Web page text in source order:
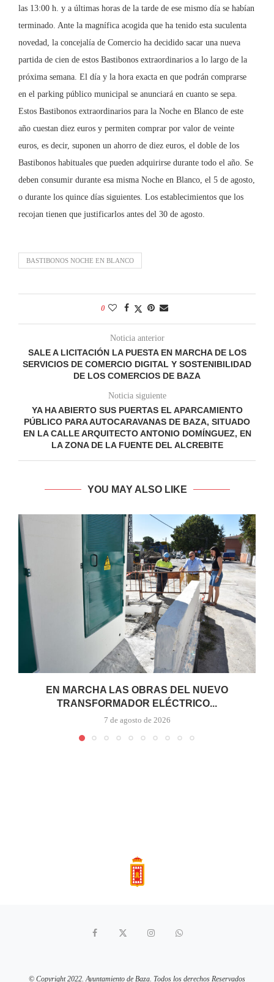
las 13:00 h. y a últimas horas de la tarde de ese mismo día se habían
terminado. Ante la magnífica acogida que ha tenido esta suculenta
novedad, la concejalía de Comercio ha decidido sacar una nueva
partida de cien de estos Bastibonos extraordinarios a lo largo de la
próxima semana. El día y la hora exacta en que podrán comprarse
en el parking público municipal se anunciará en cuanto se sepa.
Estos Bastibonos extraordinarios para la Noche en Blanco de este
año cuestan diez euros y permiten comprar por valor de veinte
euros, es decir, suponen un ahorro de diez euros, el doble de los
Bastibonos habituales que pueden adquirirse durante todo el año. Se
deben consumir durante esa misma Noche en Blanco, el 5 de agosto,
o durante los quince días siguientes. Los establecimientos que los
recojan tienen que justificarlos antes del 30 de agosto.
BASTIBONOS NOCHE EN BLANCO
0
Noticia anterior
SALE A LICITACIÓN LA PUESTA EN MARCHA DE LOS
SERVICIOS DE COMERCIO DIGITAL Y SOSTENIBILIDAD
DE LOS COMERCIOS DE BAZA
Noticia siguiente
YA HA ABIERTO SUS PUERTAS EL APARCAMIENTO
PÚBLICO PARA AUTOCARAVANAS DE BAZA, SITUADO
EN LA CALLE ARQUITECTO ANTONIO DOMÍNGUEZ, EN
LA ZONA DE LA FUENTE DEL ALCREBITE
YOU MAY ALSO LIKE
EN MARCHA LAS OBRAS DEL NUEVO
TRANSFORMADOR ELÉCTRICO...
7 de agosto de 2026
© Copyright 2022. Ayuntamiento de Baza. Todos los derechos Reservados